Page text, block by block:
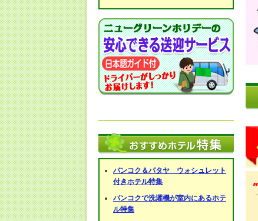
バンコク＆パタヤ ウォシュレット
付きホテル特集
バンコクで洗濯機が室内にあるホテ
ル特集